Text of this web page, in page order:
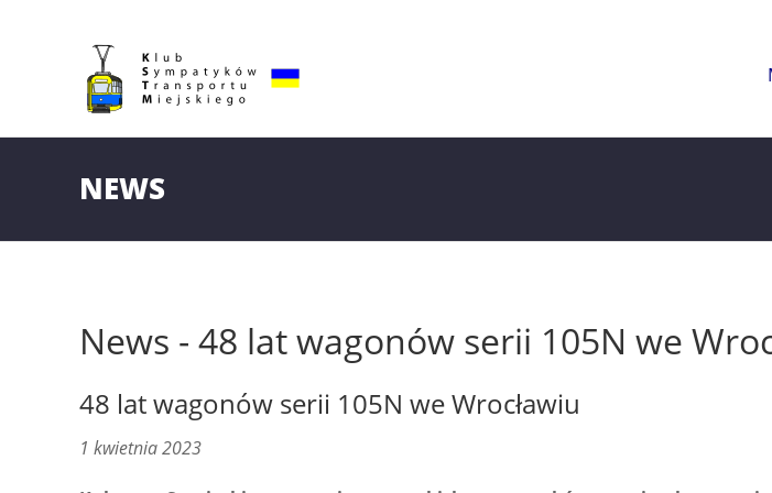
NEWS
News - 48 lat wagonów serii 105N we
48 lat wagonów serii 105N we Wrocławiu
1 kwietnia 2023